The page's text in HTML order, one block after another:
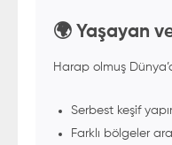
🌍 Yaşayan
Harap olmuş
Serbest keşif
Farklı bölgeler